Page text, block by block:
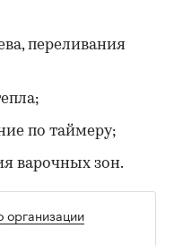
переливания
по таймеру;
варочных зон.
организации